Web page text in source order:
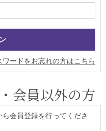
ワードをお忘れの方はこちら
会員以外の方
会員登録を行ってくださ